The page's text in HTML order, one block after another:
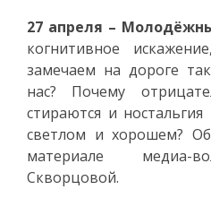
27 апреля –
когнитивное
замечаем на дороге
нас? Почему
стираются и
светлом и хорошем?
материале медиа-
Скворцовой.